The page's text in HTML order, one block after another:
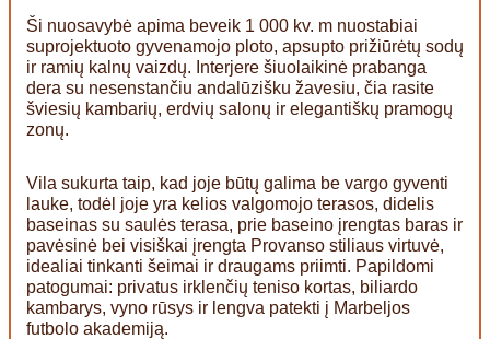
Ši nuosavybė apima beveik 1 000 kv. m nuostabiai
suprojektuoto gyvenamojo ploto, apsupto prižiūrėtų sodų
ir ramių kalnų vaizdų. Interjere šiuolaikinė prabanga
dera su nesenstančiu andalūzišku žavesiu, čia rasite
šviesių kambarių, erdvių salonų ir elegantiškų pramogų
zonų.
Vila sukurta taip, kad joje būtų galima be vargo gyventi
lauke, todėl joje yra kelios valgomojo terasos, didelis
baseinas su saulės terasa, prie baseino įrengtas baras ir
pavėsinė bei visiškai įrengta Provanso stiliaus virtuvė,
idealiai tinkanti šeimai ir draugams priimti. Papildomi
patogumai: privatus irklenčių teniso kortas, biliardo
kambarys, vyno rūsys ir lengva patekti į Marbeljos
futbolo akademiją.